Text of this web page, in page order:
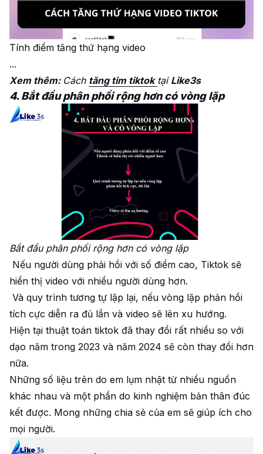
Tính điểm tăng thứ hạng video
...
Xem thêm: Cách tăng tim tiktok tại Like3s
4. Bắt đầu phân phối rộng hơn có vòng lặp
Bắt đầu phân phối rộng hơn có vòng lặp
Nếu người dùng phải hồi với số điểm cao, Tiktok sẽ
hiển thị video với nhiều người dùng hơn.
Và quy trình tương tự lặp lại, nếu vòng lặp phản hồi
tích cực diễn ra đủ lần và video sẽ lên xu hướng.
Hiện tại thuật toán tiktok đã thay đổi rất nhiều so với
dạo năm trong 2023 và năm 2024 sẽ còn thay đổi hơn
nữa.
Những số liệu trên do em lụm nhặt từ nhiều nguồn
khác nhau và một phần do kinh nghiệm bản thân đúc
kết được. Mong những chia sẻ của em sẽ giúp ích cho
mọi người.